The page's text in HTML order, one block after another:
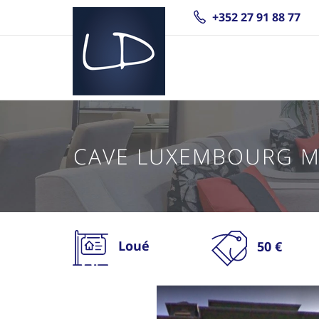
+352 27 91 88 77
CAVE LUXEMBOURG
Loué 50 €